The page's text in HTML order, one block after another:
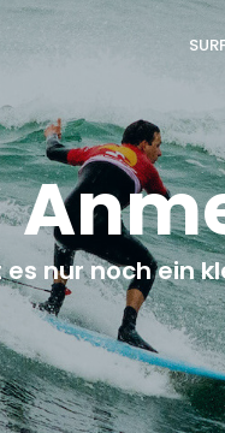
nur noch ein